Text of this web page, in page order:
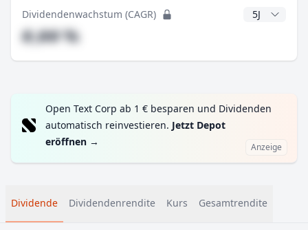
Dividendenwachstum (CAGR) CAGR Jahre
#,## %
Open Text Corp ab 1 € besparen und Dividenden
automatisch reinvestieren. Jetzt Depot
eröffnen → Anzeige
Dividende Dividendenrendite Kurs Gesamtrendite